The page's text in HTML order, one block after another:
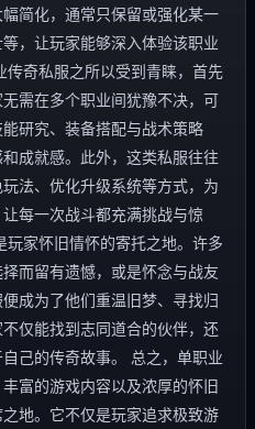
简化，通常只保留或强化某一
，让玩家能够深入体验该职业
传奇私服之所以受到青睐，首先
需在多个职业间犹豫不决，可
研究、装备搭配与战术策略
成就感。此外，这类私服往往
法、优化升级系统等方式，为
每一次战斗都充满挑战与惊
家怀旧情怀的寄托之地。许多
而留有遗憾，或是怀念与战友
成为了他们重温旧梦、寻找归
仅能找到志同道合的伙伴，还
己的传奇故事。 总之，单职业
富的游戏内容以及浓厚的怀旧
地。它不仅是玩家追求极致游